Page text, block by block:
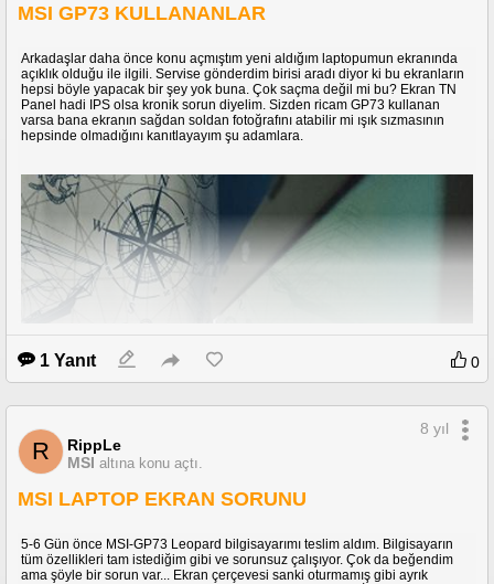
MSI GP73 KULLANANLAR
Arkadaşlar daha önce konu açmıştım yeni aldığım laptopumun ekranında
açıklık olduğu ile ilgili. Servise gönderdim birisi aradı diyor ki bu ekranların
hepsi böyle yapacak bir şey yok buna. Çok saçma değil mi bu? Ekran TN
Panel hadi IPS olsa kronik sorun diyelim. Sizden ricam GP73 kullanan
varsa bana ekranın sağdan soldan fotoğrafını atabilir mi ışık sızmasının
hepsinde olmadığını kanıtlayayım şu adamlara.
1 Yanıt 0
R
RippLe
MSI altına konu açtı.
8 yıl
MSI LAPTOP EKRAN SORUNU
5-6 Gün önce MSI-GP73 Leopard bilgisayarımı teslim aldım. Bilgisayarın
tüm özellikleri tam istediğim gibi ve sorunsuz çalışıyor. Çok da beğendim
ama şöyle bir sorun var... Ekran çerçevesi sanki oturmamış gibi ayrık